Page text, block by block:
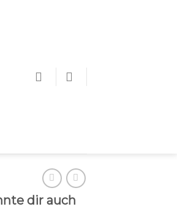
dir auch